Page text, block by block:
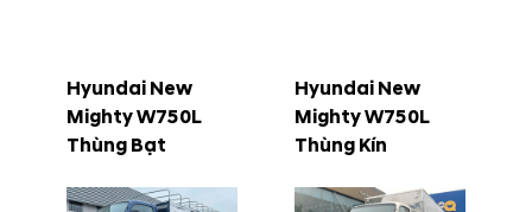
Hyundai New
Mighty W750L
Thùng Bạt
Hyundai New
Mighty W750L
Thùng Kín